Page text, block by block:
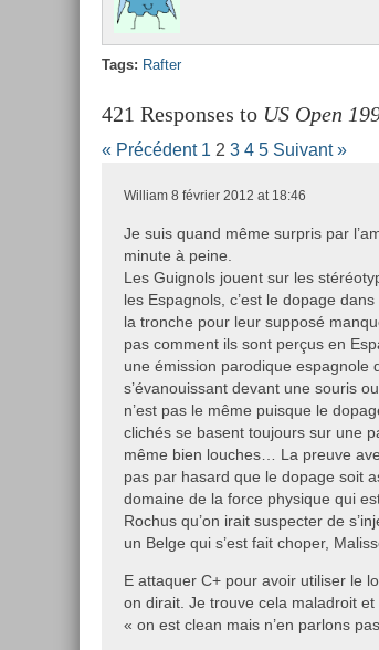
Tags: Raft­er
421 Responses to US Open
« Précédent 1 2 3 4 5 Suivant »
William 8 février 2012 at 18:46
Je suis quand même surpris par
minute à peine.
Les Guignols jouent sur les
les Espagnols, c’est le dopage
la tronche pour leur supposé
pas comment ils sont perçus en
une émission parodique espagnole
s’évanouissant devant une souris
n’est pas le même puisque le
clichés se basent toujours sur une
même bien louches… La preuve
pas par hasard que le dopage soit
domaine de la force physique qui
Rochus qu’on irait suspecter de
un Belge qui s’est fait choper,
E attaquer C+ pour avoir utiliser le
on dirait. Je trouve cela maladroit
« on est clean mais n’en parlons